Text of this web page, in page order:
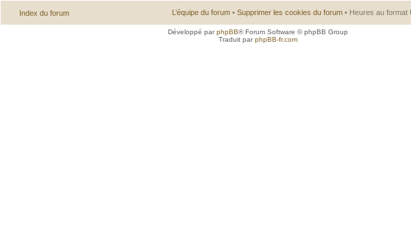
Index du forum L’équipe du forum • Supprimer les cookies du forum • Heures au format
Développé parphpBB® Forum Software © phpBB Group
Traduit parphpBB-fr.com